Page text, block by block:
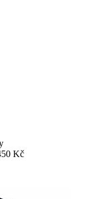
Kč